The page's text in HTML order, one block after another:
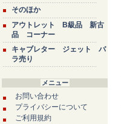
そのほか
アウトレット B級品 新古
品 コーナー
キャブレター ジェット バ
ラ売り
メニュー
お問い合わせ
プライバシーについて
ご利用規約